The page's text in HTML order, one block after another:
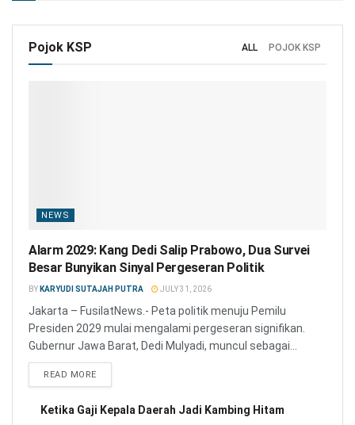
Pojok KSP ALL POJOK KSP
NEWS
Alarm 2029: Kang Dedi Salip Prabowo, Dua Survei
Besar Bunyikan Sinyal Pergeseran Politik
BY KARYUDI SUTAJAH PUTRA JULY 31, 2026
Jakarta – FusilatNews.- Peta politik menuju Pemilu
Presiden 2029 mulai mengalami pergeseran signifikan.
Gubernur Jawa Barat, Dedi Mulyadi, muncul sebagai...
READ MORE
Ketika Gaji Kepala Daerah Jadi Kambing Hitam